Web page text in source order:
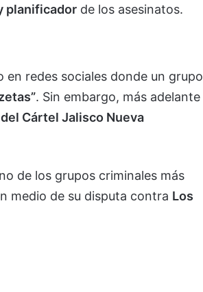
planificador de los asesinatos.
en redes sociales donde un grupo
. Sin embargo, más adelante
Cártel Jalisco Nueva
de los grupos criminales más
medio de su disputa contra Los